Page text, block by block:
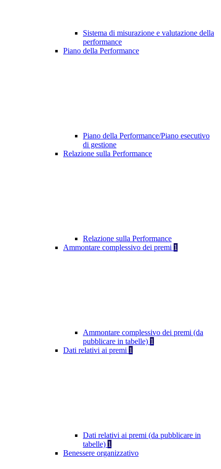
Sistema di misurazione e valutazione della
performance
Piano della Performance
Piano della Performance/Piano esecutivo
di gestione
Relazione sulla Performance
Relazione sulla Performance
Ammontare complessivo dei premi 1
Ammontare complessivo dei premi (da
pubblicare in tabelle) 1
Dati relativi ai premi 1
Dati relativi ai premi (da pubblicare in
tabelle) 1
Benessere organizzativo